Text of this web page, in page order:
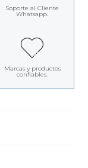
Soporte al Cliente
Whatsapp.
Marcas y productos
confiables.